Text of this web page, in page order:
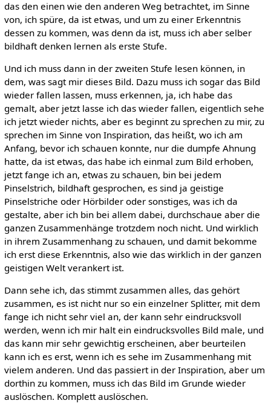
das den einen wie den anderen Weg betrachtet, im Sinne
von, ich spüre, da ist etwas, und um zu einer Erkenntnis
dessen zu kommen, was denn da ist, muss ich aber selber
bildhaft denken lernen als erste Stufe.
Und ich muss dann in der zweiten Stufe lesen können, in
dem, was sagt mir dieses Bild. Dazu muss ich sogar das Bild
wieder fallen lassen, muss erkennen, ja, ich habe das
gemalt, aber jetzt lasse ich das wieder fallen, eigentlich sehe
ich jetzt wieder nichts, aber es beginnt zu sprechen zu mir, zu
sprechen im Sinne von Inspiration, das heißt, wo ich am
Anfang, bevor ich schauen konnte, nur die dumpfe Ahnung
hatte, da ist etwas, das habe ich einmal zum Bild erhoben,
jetzt fange ich an, etwas zu schauen, bin bei jedem
Pinselstrich, bildhaft gesprochen, es sind ja geistige
Pinselstriche oder Hörbilder oder sonstiges, was ich da
gestalte, aber ich bin bei allem dabei, durchschaue aber die
ganzen Zusammenhänge trotzdem noch nicht. Und wirklich
in ihrem Zusammenhang zu schauen, und damit bekomme
ich erst diese Erkenntnis, also wie das wirklich in der ganzen
geistigen Welt verankert ist.
Dann sehe ich, das stimmt zusammen alles, das gehört
zusammen, es ist nicht nur so ein einzelner Splitter, mit dem
fange ich nicht sehr viel an, der kann sehr eindrucksvoll
werden, wenn ich mir halt ein eindrucksvolles Bild male, und
das kann mir sehr gewichtig erscheinen, aber beurteilen
kann ich es erst, wenn ich es sehe im Zusammenhang mit
vielem anderen. Und das passiert in der Inspiration, aber um
dorthin zu kommen, muss ich das Bild im Grunde wieder
auslöschen. Komplett auslöschen.